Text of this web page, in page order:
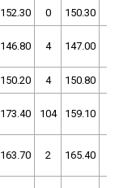
152.30 0 150.30
146.80 4 147.00
150.20 4 150.80
173.40 104 159.10
163.70 2 165.40